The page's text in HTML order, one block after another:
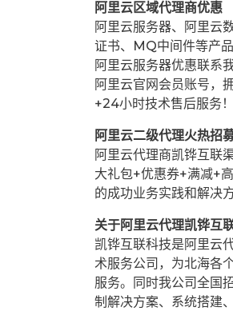
阿里云区域代理商优惠
阿里云服务器、阿里云
证书、MQ中间件等产
阿里云服务器优惠联系
阿里云官网会员账号，
+24小时技术售后服务！
阿里云二级代理火热招
阿里云代理商凯铧互联
大礼包+优惠券+满减+
的成功业务实践和解决方
关于阿里云代理凯铧互联
凯铧互联科技是阿里云
术服务公司，为北海各
服务。同时我公司全国
制解决方案、系统搭建